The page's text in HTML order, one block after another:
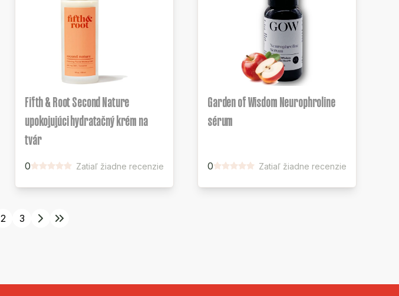
Fifth & Root Second Nature
upokojujúci hydratačný krém na
tvár
0 Zatiaľ žiadne recenzie
Garden of Wisdom Neurophroline
sérum
0 Zatiaľ žiadne recenzie
2 3